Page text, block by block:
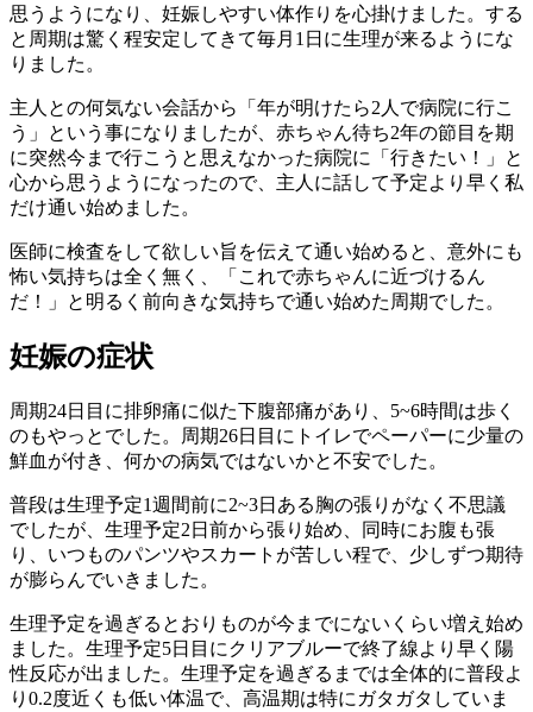
思うようになり、妊娠しやすい体作りを心掛けました。する
と周期は驚く程安定してきて毎月1日に生理が来るようにな
りました。
主人との何気ない会話から「年が明けたら2人で病院に行こ
う」という事になりましたが、赤ちゃん待ち2年の節目を期
に突然今まで行こうと思えなかった病院に「行きたい！」と
心から思うようになったので、主人に話して予定より早く私
だけ通い始めました。
医師に検査をして欲しい旨を伝えて通い始めると、意外にも
怖い気持ちは全く無く、「これで赤ちゃんに近づけるん
だ！」と明るく前向きな気持ちで通い始めた周期でした。
妊娠の症状
周期24日目に排卵痛に似た下腹部痛があり、5~6時間は歩く
のもやっとでした。周期26日目にトイレでペーパーに少量の
鮮血が付き、何かの病気ではないかと不安でした。
普段は生理予定1週間前に2~3日ある胸の張りがなく不思議
でしたが、生理予定2日前から張り始め、同時にお腹も張
り、いつものパンツやスカートが苦しい程で、少しずつ期待
が膨らんでいきました。
生理予定を過ぎるとおりものが今までにないくらい増え始め
ました。生理予定5日目にクリアブルーで終了線より早く陽
性反応が出ました。生理予定を過ぎるまでは全体的に普段よ
り0.2度近くも低い体温で、高温期は特にガタガタしていま